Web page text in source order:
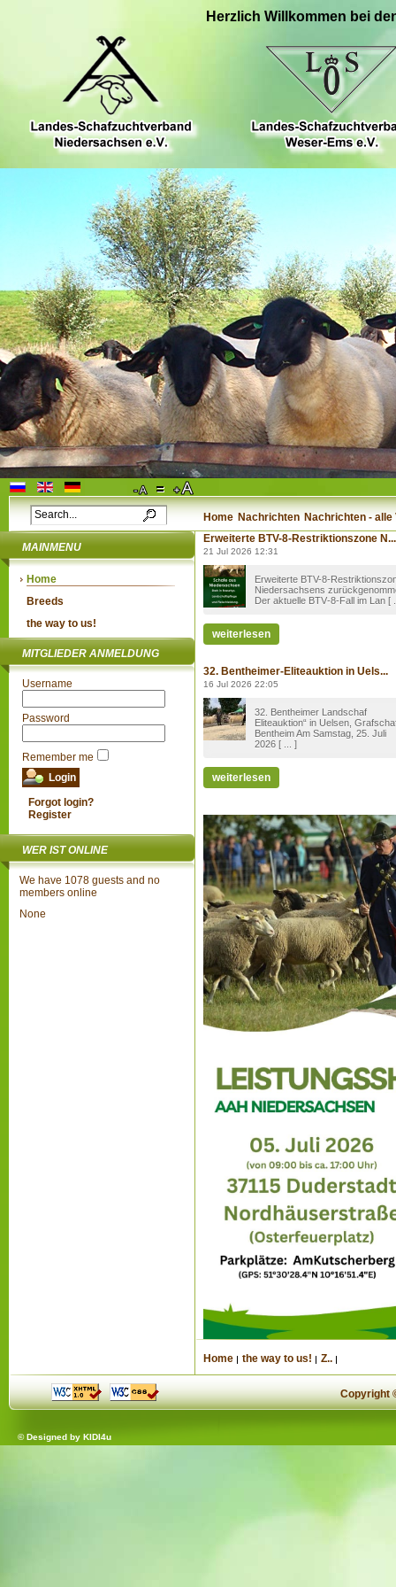
Herzlich Willkommen bei
Home Nachrichten Nachrichten - alle
MAINMENU
Home
Breeds
the way to us!
MITGLIEDER ANMELDUNG
Username
Password
Remember me
Forgot login?
Register
WER IST ONLINE
We have 1078 guests and no
members online
None
Erweiterte BTV-8-Restriktionszone N...
21 Jul 2026 12:31
Erweiterte BTV-8-
Niedersachsens
Der aktuelle BTV‑8-Fall im Lan [
weiterlesen
32. Bentheimer-Eliteauktion in Uels...
16 Jul 2026 22:05
32. Bentheimer Landschaf
Eliteauktion“ in Uelsen,
Bentheim Am Samstag, 25. Juli
2026 [ ... ]
weiterlesen
Home the way to us! Z..
Copyright
© Designed by KIDI4u